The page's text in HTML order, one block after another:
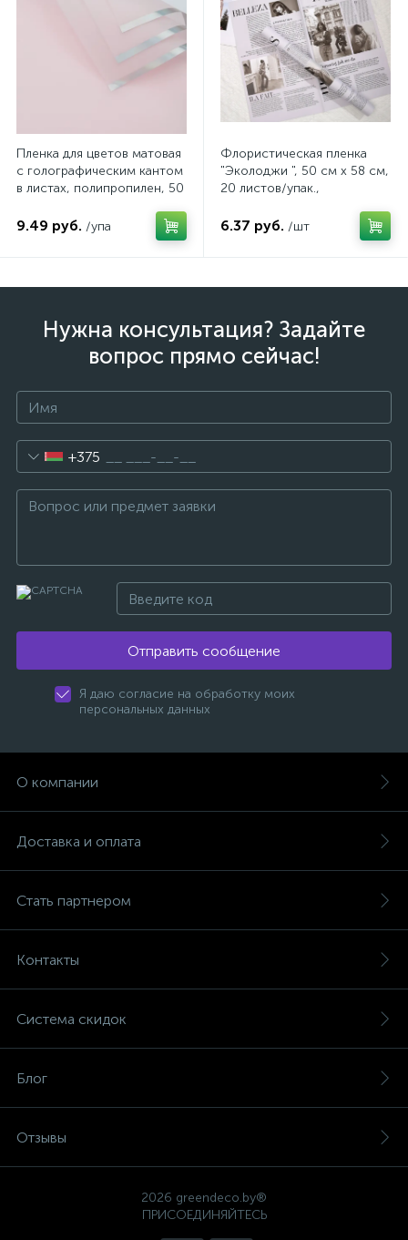
Пленка для цветов матовая
с голографическим кантом
в листах, полипропилен, 50
цвет светло-розовый, арт.
9.49 руб. /упа
Флористическая пленка
"Эколоджи ", 50 см х 58 см,
20 листов/упак.,
4640108822317
6.37 руб. /шт
Нужна консультация? Задайте
вопрос прямо сейчас!
+375
Отправить сообщение
Я даю согласие на обработку моих
персональных данных
О компании
Доставка и оплата
Стать партнером
Контакты
Система скидок
Блог
Отзывы
2026 greendeco.by®
ПРИСОЕДИНЯЙТЕСЬ